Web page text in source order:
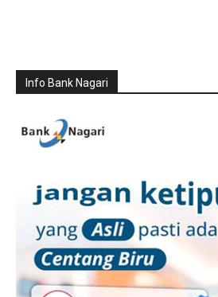
Info Bank Nagari